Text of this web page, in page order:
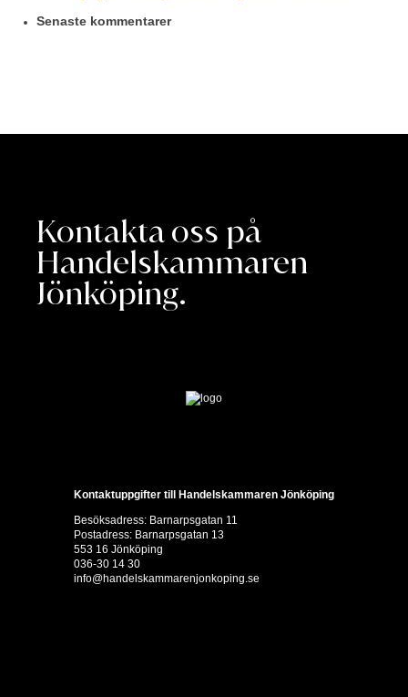
Senaste kommentarer
Kontakta oss på
Handelskammaren
Jönköping.
Kontaktuppgifter till Handelskammaren Jönköping
Besöksadress: Barnarpsgatan 11
Postadress: Barnarpsgatan 13
553 16 Jönköping
036-30 14 30
info@handelskammarenjonkoping.se